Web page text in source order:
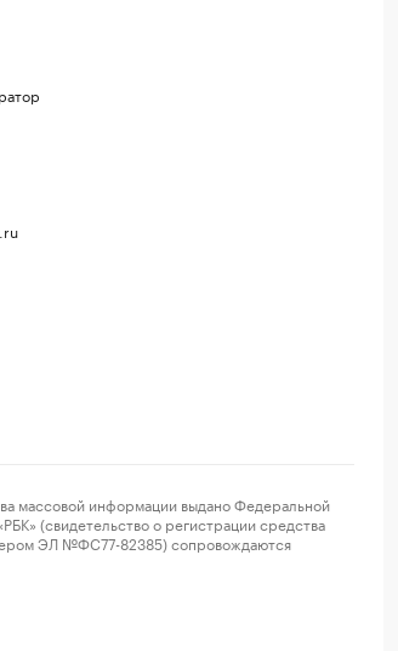
массовой информации выдано Федеральной
(свидетельство о регистрации средства
ЭЛ №ФС77-82385) сопровождаются